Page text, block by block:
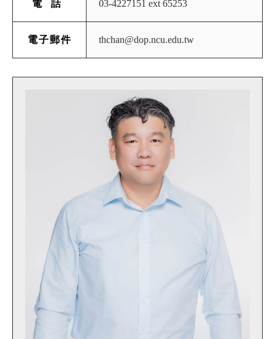
電話 03-4227151 ext 65253
電子郵件 thchan@dop.ncu.edu.tw